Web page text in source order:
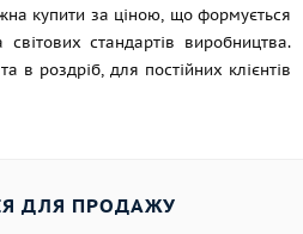
купити за ціною, що формується
стандартів виробництва.
в роздріб, для постійних клієнтів
ДЛЯ ПРОДАЖУ